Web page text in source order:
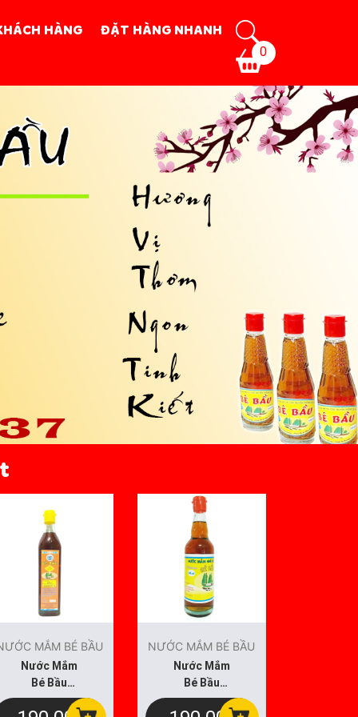
HÀNG
ĐẶT HÀNG NHANH
0
MẮM BÉ BẦU
Nước Mắm
Bé Bầu
500ml Loại
NƯỚC MẮM BÉ BẦU
Nước Mắm
Bé Bầu
500ml Loại